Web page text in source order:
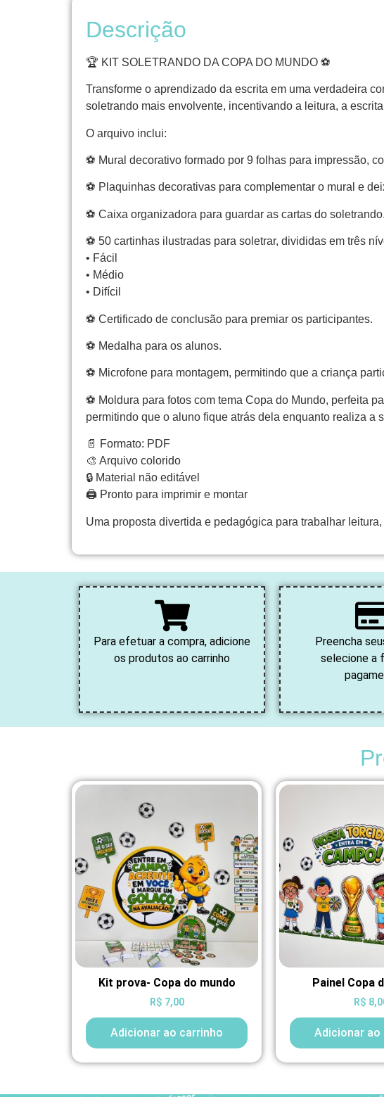
Descrição
🏆 KIT SOLETRANDO DA COPA DO MUNDO ⚽
Transforme o aprendizado da escrita em uma verdadeira
soletrando mais envolvente, incentivando a leitura, a
O arquivo inclui:
⚽ Mural decorativo formado por 9 folhas para impressão,
⚽ Plaquinhas decorativas para complementar o mural e
⚽ Caixa organizadora para guardar as cartas do soletrando.
⚽ 50 cartinhas ilustradas para soletrar, divididas em três
• Fácil
• Médio
• Difícil
⚽ Certificado de conclusão para premiar os participantes.
⚽ Medalha para os alunos.
⚽ Microfone para montagem, permitindo que a criança
⚽ Moldura para fotos com tema Copa do Mundo, perfeita
permitindo que o aluno fique atrás dela enquanto realiza a
📄 Formato: PDF
🎨 Arquivo colorido
🔒 Material não editável
🖨️ Pronto para imprimir e montar
Uma proposta divertida e pedagógica para trabalhar
Para efetuar a compra, adicione
os produtos ao carrinho
Preencha
selecione a
Kit prova- Copa do mundo
R$ 7,00
Adicionar ao carrinho
Painel Copa
R$
Adicionar ao